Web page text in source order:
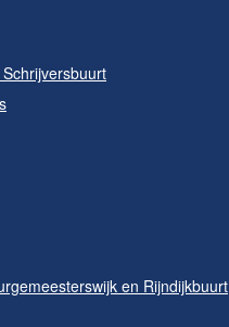
en Rijndijkbuurt